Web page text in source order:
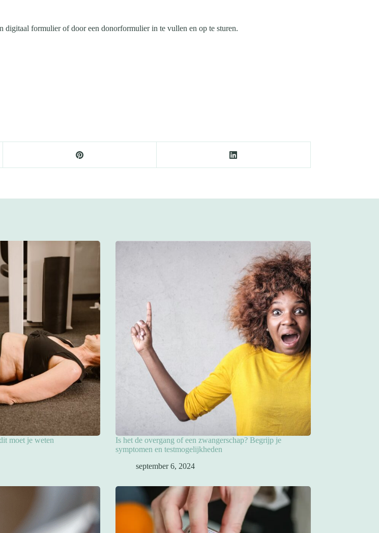
digitaal formulier of door een donorformulier in te vullen en op te sturen.
moet je weten
Is het de overgang of een zwangerschap? Begrijp je
symptomen en testmogelijkheden
september 6, 2024